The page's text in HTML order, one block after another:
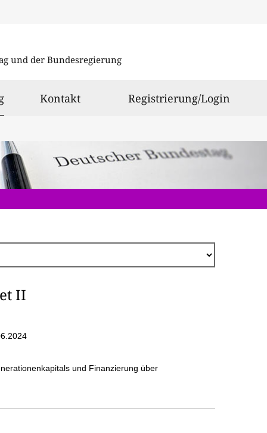
und der Bundesregierung
ausgewählt
Kontakt Registrierung/Login
II
und Finanzierung über